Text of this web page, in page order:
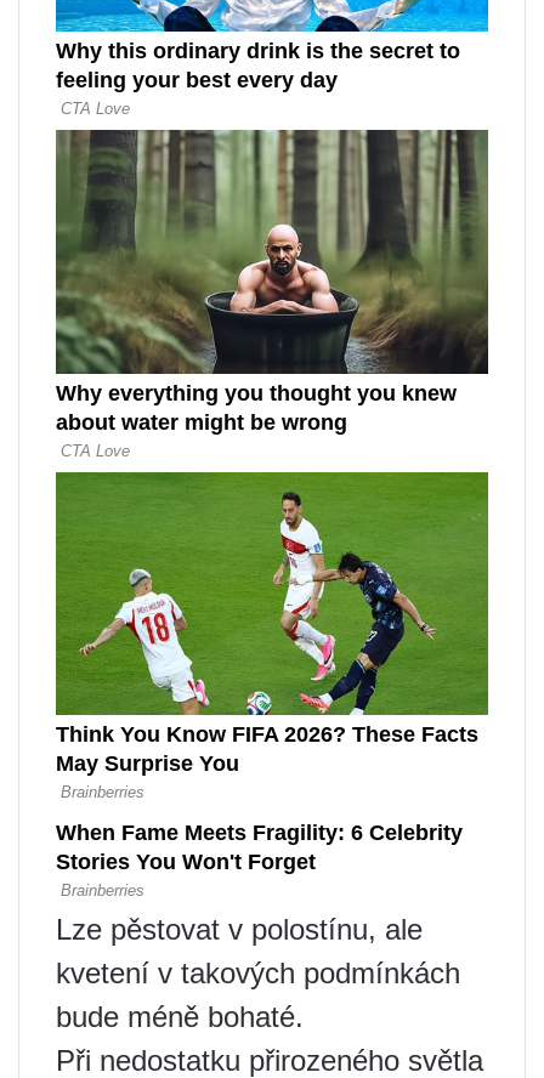
Lze pěstovat v polostínu, ale
kvetení v takových podmínkách
bude méně bohaté.
Při nedostatku přirozeného světla